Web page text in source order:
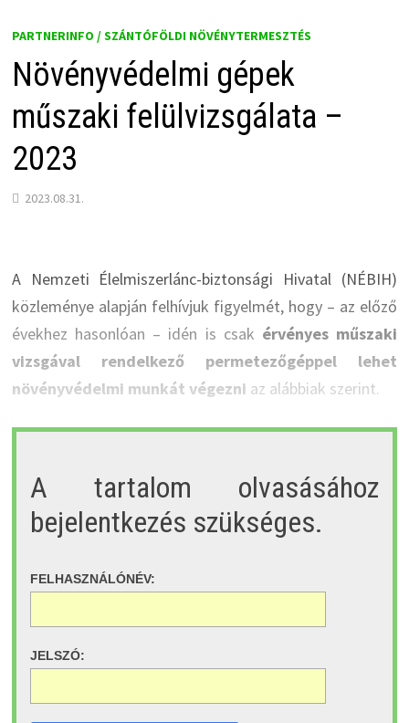
PARTNERINFO / SZÁNTÓFÖLDI NÖVÉNYTERMESZTÉS
Növényvédelmi gépek
műszaki felülvizsgálata –
2023
2023.08.31.
A Nemzeti Élelmiszerlánc-biztonsági Hivatal (NÉBIH)
közleménye alapján felhívjuk figyelmét, hogy – az előző
évekhez hasonlóan – idén is csak érvényes műszaki
vizsgával rendelkező permetezőgéppel lehet
növényvédelmi munkát végezni az alábbiak szerint.
A tartalom olvasásához
bejelentkezés szükséges.
FELHASZNÁLÓNÉV:
JELSZÓ: